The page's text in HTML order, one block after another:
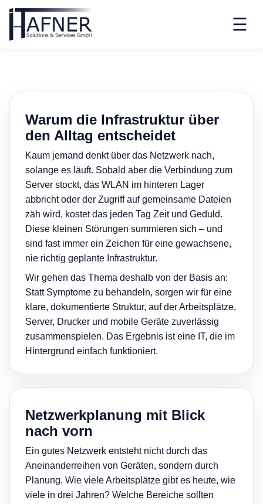
☰
Warum die Infrastruktur über
den Alltag entscheidet
Kaum jemand denkt über das Netzwerk nach,
solange es läuft. Sobald aber die Verbindung zum
Server stockt, das WLAN im hinteren Lager
abbricht oder der Zugriff auf gemeinsame Dateien
zäh wird, kostet das jeden Tag Zeit und Geduld.
Diese kleinen Störungen summieren sich – und
sind fast immer ein Zeichen für eine gewachsene,
nie richtig geplante Infrastruktur.
Wir gehen das Thema deshalb von der Basis an:
Statt Symptome zu behandeln, sorgen wir für eine
klare, dokumentierte Struktur, auf der Arbeitsplätze,
Server, Drucker und mobile Geräte zuverlässig
zusammenspielen. Das Ergebnis ist eine IT, die im
Hintergrund einfach funktioniert.
Netzwerkplanung mit Blick
nach vorn
Ein gutes Netzwerk entsteht nicht durch das
Aneinanderreihen von Geräten, sondern durch
Planung. Wie viele Arbeitsplätze gibt es heute, wie
viele in drei Jahren? Welche Bereiche sollten